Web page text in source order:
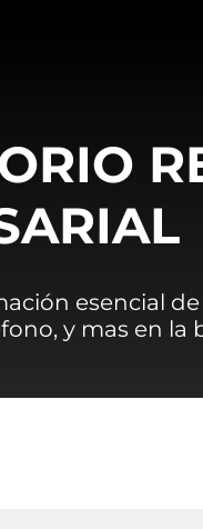
esencial
y mas en